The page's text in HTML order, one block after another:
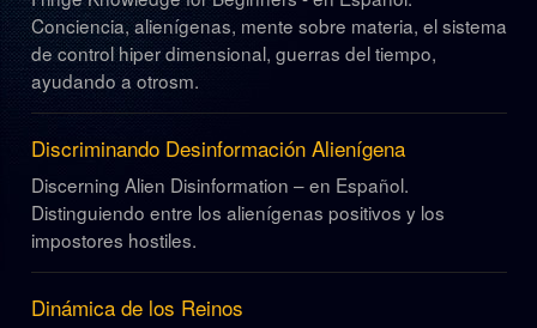
Conciencia, alienígenas, mente sobre materia, el sistema
de control hiper dimensional, guerras del tiempo,
ayudando a otrosm.
Discriminando Desinformación Alienígena
Discerning Alien Disinformation – en Español.
Distinguiendo entre los alienígenas positivos y los
impostores hostiles.
Dinámica de los Reinos